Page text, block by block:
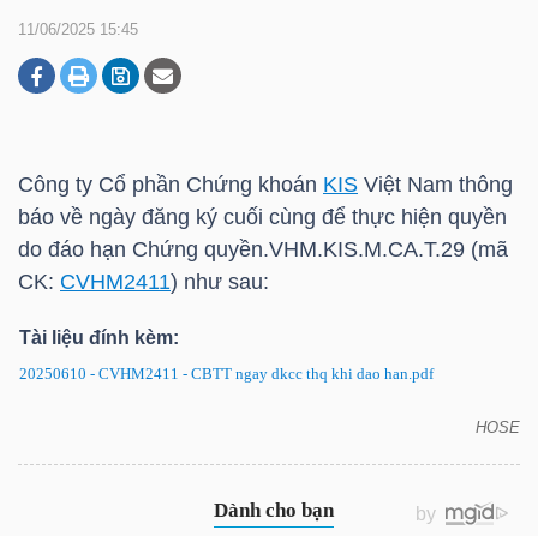
11/06/2025 15:45
Công ty Cổ phần Chứng khoán KIS Việt Nam thông
báo về ngày đăng ký cuối cùng để thực hiện quyền
do đáo hạn Chứng quyền.VHM.KIS.M.CA.T.29 (mã
CK: CVHM2411) như sau:
Tài liệu đính kèm:
20250610 - CVHM2411 - CBTT ngay dkcc thq khi dao han.pdf
HOSE
DOANH